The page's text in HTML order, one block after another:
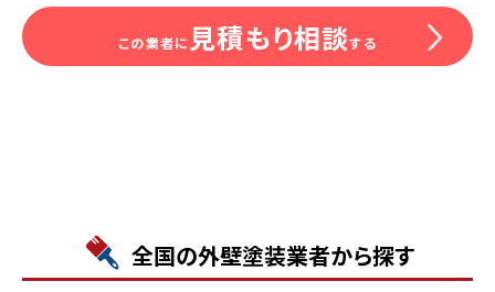
この業者に 見積もり相談する
全国の外壁塗装業者から探す